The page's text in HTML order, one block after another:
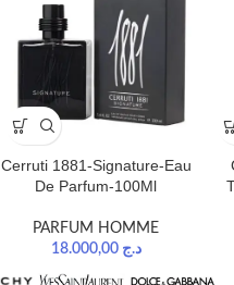
Cerruti 1881-Signature-Eau
De Parfum-100Ml
PARFUM HOMME
د.ج 18.000,00